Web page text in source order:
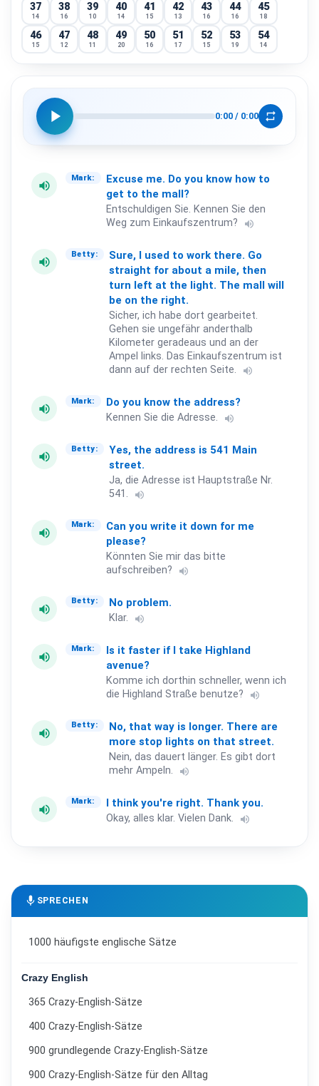
37
14
38
16
39
10
40
14
41
15
42
13
43
16
44
16
45
18
46
15
47
12
48
11
49
20
50
16
51
17
52
15
53
19
54
14
13
73 74
12
76 77 78 79 80 81
91 93 94 95 96 97 98 99
play_arrow 0:00 / 0:00 repeat
volume_up
Mark: Excuse me. Do you know how to
get to the mall?
Entschuldigen Sie. Kennen Sie den
Weg zum Einkaufszentrum?
volume_up
volume_up
Betty: Sure, I used to work there. Go
straight for about a mile, then
turn left at the light. The mall will
be on the right.
Sicher, ich habe dort gearbeitet.
Gehen sie ungefähr anderthalb
Kilometer geradeaus und an der
Ampel links. Das Einkaufszentrum ist
dann auf der rechten Seite.
volume_up
volume_up
Mark: Do you know the address?
Kennen Sie die Adresse. volume_up
volume_up
Betty: Yes, the address is 541 Main
street.
Ja, die Adresse ist Hauptstraße Nr.
541.
volume_up
volume_up
Mark: Can you write it down for me
please?
Könnten Sie mir das bitte
aufschreiben?
volume_up
volume_up
Betty: No problem.
Klar. volume_up
volume_up
Mark: Is it faster if I take Highland
avenue?
Komme ich dorthin schneller, wenn ich
die Highland Straße benutze?
volume_up
volume_up
Betty: No, that way is longer. There are
more stop lights on that street.
Nein, das dauert länger. Es gibt dort
mehr Ampeln.
volume_up
volume_up
Mark: I think you're right. Thank you.
Okay, alles klar. Vielen Dank. volume_up
mic SPRECHEN
1000 häufigste englische Sätze
Crazy English
365 Crazy-English-Sätze
400 Crazy-English-Sätze
900 grundlegende Crazy-English-Sätze
900 Crazy-English-Sätze für den Alltag